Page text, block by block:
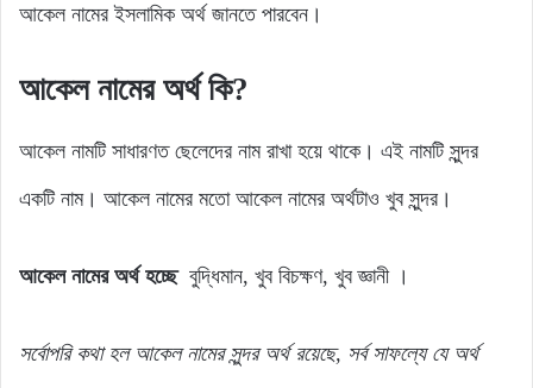
আকেল নামের ইসলামিক অর্থ জানতে পারবেন।
আকেল নামের অর্থ কি?
আকেল নামটি সাধারণত ছেলেদের নাম রাখা হয়ে থাকে। এই নামটি সুন্দর
একটি নাম। আকেল নামের মতো আকেল নামের অর্থটাও খুব সুন্দর।
আকেল নামের অর্থ হচ্ছে বুদ্ধিমান, খুব বিচক্ষণ, খুব জ্ঞানী ।
সর্বোপরি কথা হল আকেলনামেরসুন্দর অর্থ রয়েছে, সর্ব সাফল্যেযে অর্থ